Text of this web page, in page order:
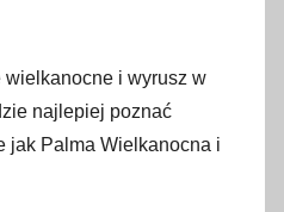
i wyrusz w
najlepiej poznać
jak Palma Wielkanocna i